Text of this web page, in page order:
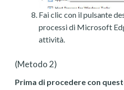
Fai clic con il pulsante
processi di Microsoft
attività.
(Metodo 2)
Prima di procedere con